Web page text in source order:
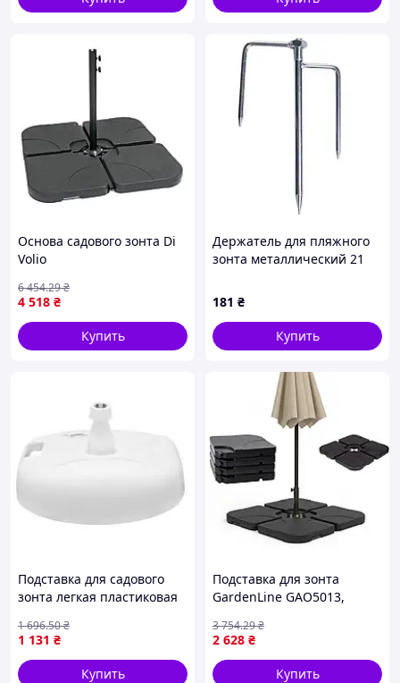
Основа садового зонта Di
Volio
4 518 ₴
6 454.29₴
Купить
Держатель для пляжного
зонта металлический 21
181 ₴
Купить
Подставка для садового
зонта легкая пластиковая
устойчивость к ветру
FLAME
1 131 ₴
1 696.50₴
Купить
Подставка для зонта
GardenLine GAO5013,
Подставка для зонта /
Плита утяжелитель под
зонт
2 628 ₴
3 754.29₴
Купить